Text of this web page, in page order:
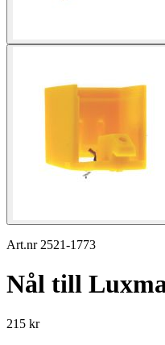
Art.nr 2521-1773
Nål till
215 kr